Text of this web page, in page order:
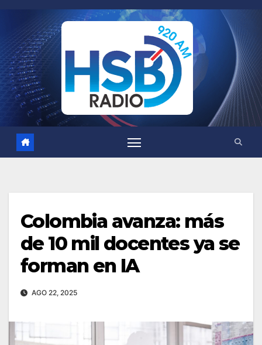
Colombia avanza: más
de 10 mil docentes ya se
forman en IA
AGO 22, 2025